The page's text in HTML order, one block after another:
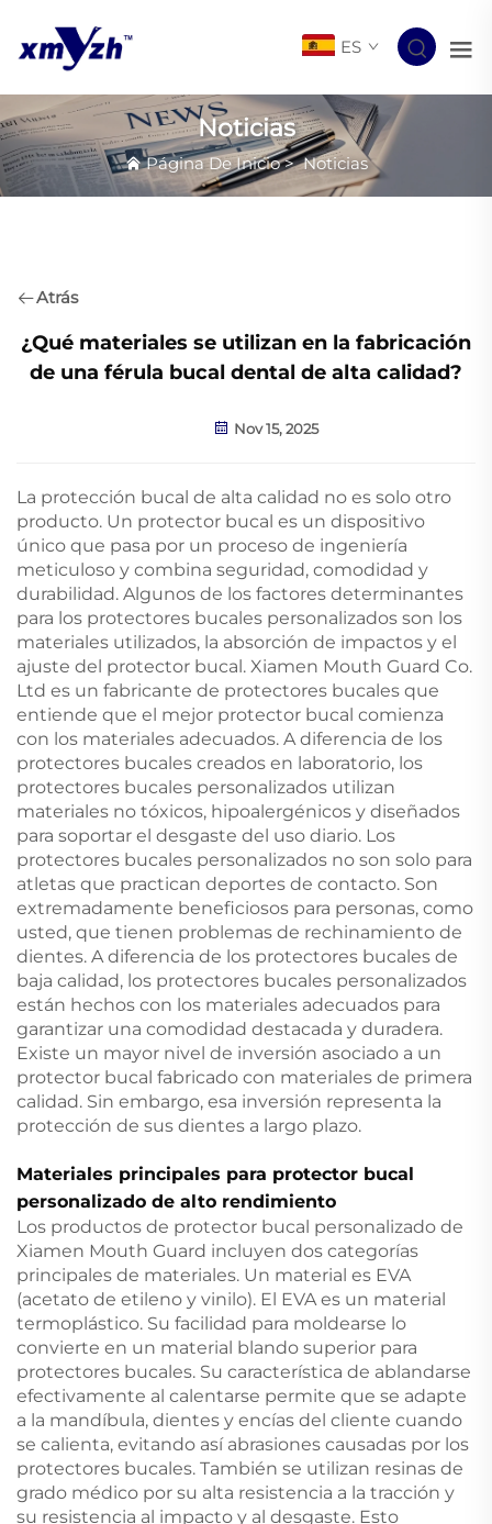
ES
Noticias
Página De Inicio>Noticias
Atrás
¿Qué materiales se utilizan en la fabricación
de una férula bucal dental de alta calidad?
Nov 15, 2025
La protección bucal de alta calidad no es solo otro
producto. Un protector bucal es un dispositivo
único que pasa por un proceso de ingeniería
meticuloso y combina seguridad, comodidad y
durabilidad. Algunos de los factores determinantes
para los protectores bucales personalizados son los
materiales utilizados, la absorción de impactos y el
ajuste del protector bucal. Xiamen Mouth Guard Co.
Ltd es un fabricante de protectores bucales que
entiende que el mejor protector bucal comienza
con los materiales adecuados. A diferencia de los
protectores bucales creados en laboratorio, los
protectores bucales personalizados utilizan
materiales no tóxicos, hipoalergénicos y diseñados
para soportar el desgaste del uso diario. Los
protectores bucales personalizados no son solo para
atletas que practican deportes de contacto. Son
extremadamente beneficiosos para personas, como
usted, que tienen problemas de rechinamiento de
dientes. A diferencia de los protectores bucales de
baja calidad, los protectores bucales personalizados
están hechos con los materiales adecuados para
garantizar una comodidad destacada y duradera.
Existe un mayor nivel de inversión asociado a un
protector bucal fabricado con materiales de primera
calidad. Sin embargo, esa inversión representa la
protección de sus dientes a largo plazo.
Materiales principales para protector bucal
personalizado de alto rendimiento
Los productos de protector bucal personalizado de
Xiamen Mouth Guard incluyen dos categorías
principales de materiales. Un material es EVA
(acetato de etileno y vinilo). El EVA es un material
termoplástico. Su facilidad para moldearse lo
convierte en un material blando superior para
protectores bucales. Su característica de ablandarse
efectivamente al calentarse permite que se adapte
a la mandíbula, dientes y encías del cliente cuando
se calienta, evitando así abrasiones causadas por los
protectores bucales. También se utilizan resinas de
grado médico por su alta resistencia a la tracción y
su resistencia al impacto y al desgaste. Esto